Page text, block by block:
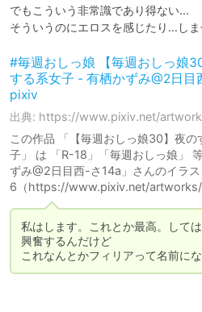
でもこういう非常識であり得ない…
そういうのにエロスを感じたり…しま
#毎週おしっ娘 【毎週おしっ娘
する系女子 - 有栖かずみ@2日
pixiv
出典: https://www.pixiv.net/
この作品 「【毎週おしっ娘30】夜
子」 は 「R-18」「毎週おしっ娘」
ずみ@2日目西-さ14a」さんのイラ
6（https://www.pixiv.net/artworks/
私はします。これとか最高。して
興奮するんだけど
これなんとかフィリアって名前に